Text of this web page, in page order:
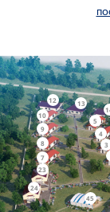
3
4
5
7
8
9
10
12 13
23
24
45